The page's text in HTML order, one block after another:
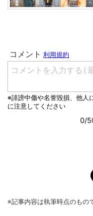
※記事内容は執筆時点のもの